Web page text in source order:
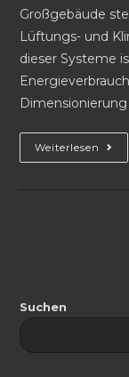
Großgebäude
Lüftungs- und
dieser Systeme
Weiterlesen
Von
Suchen